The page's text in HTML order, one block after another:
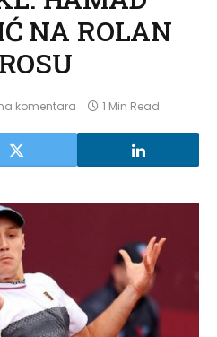
NA ROLAN
komentara 1 Min Read